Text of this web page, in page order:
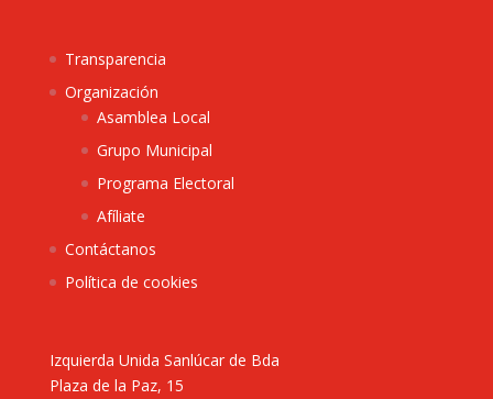
Transparencia
Organización
Asamblea Local
Grupo Municipal
Programa Electoral
Afíliate
Contáctanos
Política de cookies
Izquierda Unida Sanlúcar de Bda
Plaza de la Paz, 15